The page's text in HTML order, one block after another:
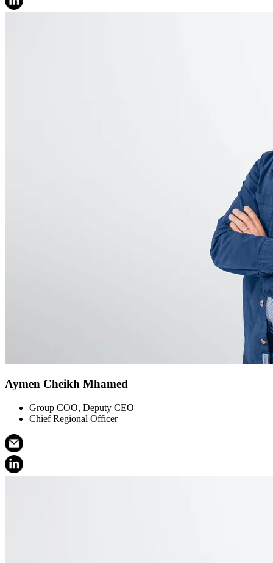
Aymen Cheikh Mhamed
Group COO, Deputy CEO
Chief Regional Officer